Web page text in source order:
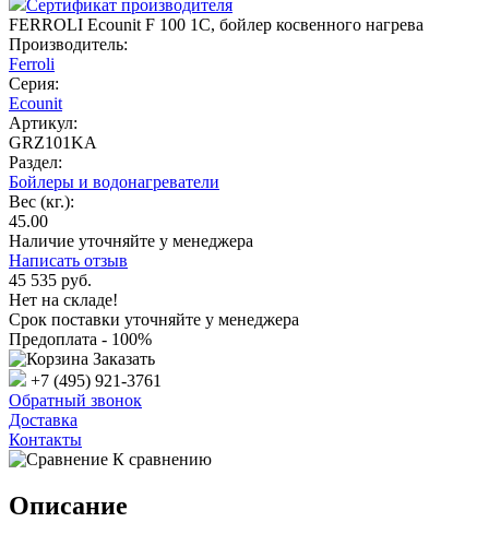
Сертификат производителя
FERROLI Ecounit F 100 1C, бойлер косвенного нагрева
Производитель:
Ferroli
Серия:
Ecounit
Артикул:
GRZ101KA
Раздел:
Бойлеры и водонагреватели
Вес (кг.):
45.00
Наличие уточняйте у менеджера
Написать отзыв
45 535 руб.
Нет на складе!
Срок поставки уточняйте у менеджера
Предоплата - 100%
Заказать
+7 (495) 921-3761
Обратный звонок
Доставка
Контакты
К сравнению
Описание